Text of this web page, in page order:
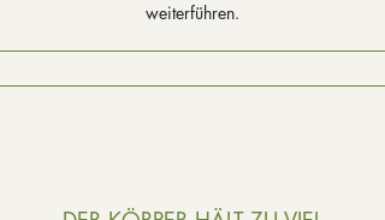
weiterführen.